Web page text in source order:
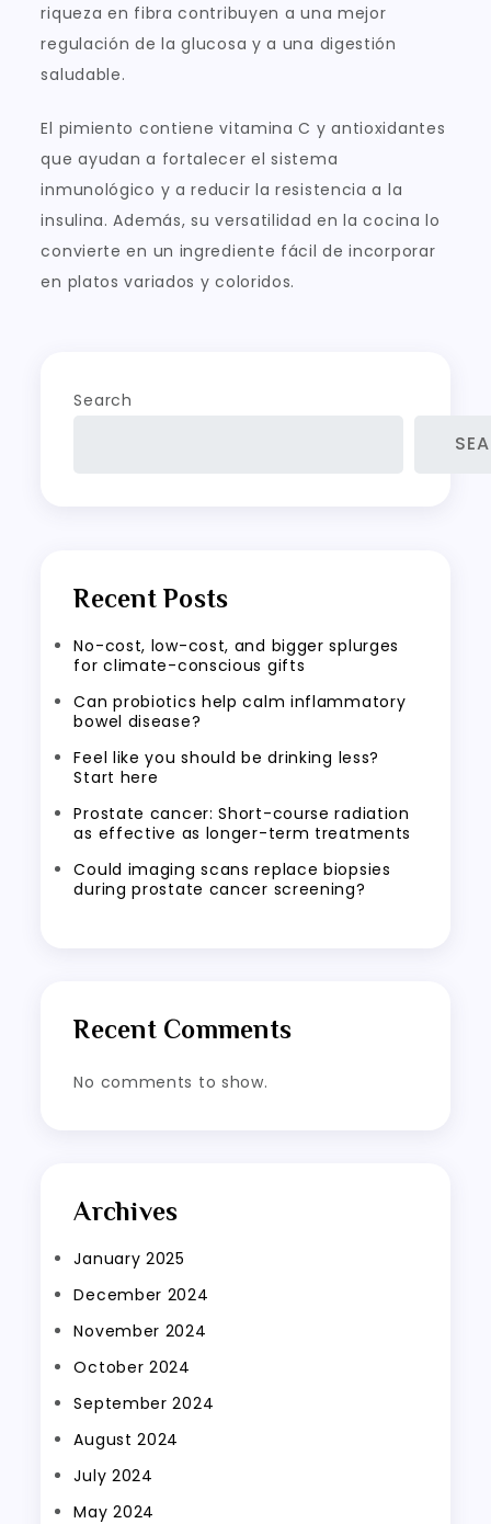
riqueza en fibra contribuyen a una mejor
regulación de la glucosa y a una digestión
saludable.
El pimiento contiene vitamina C y antioxidantes
que ayudan a fortalecer el sistema
inmunológico y a reducir la resistencia a la
insulina. Además, su versatilidad en la cocina lo
convierte en un ingrediente fácil de incorporar
en platos variados y coloridos.
Search
Recent Posts
No-cost, low-cost, and bigger splurges
for climate-conscious gifts
Can probiotics help calm inflammatory
bowel disease?
Feel like you should be drinking less?
Start here
Prostate cancer: Short-course radiation
as effective as longer-term treatments
Could imaging scans replace biopsies
during prostate cancer screening?
Recent Comments
No comments to show.
Archives
January 2025
December 2024
November 2024
October 2024
September 2024
August 2024
July 2024
May 2024